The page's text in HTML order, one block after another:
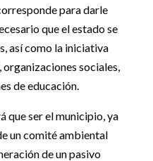
para darle
que el estado se
así como la iniciativa
sociales,
de educación.
que ser el municipio, ya
un comité ambiental
de un pasivo